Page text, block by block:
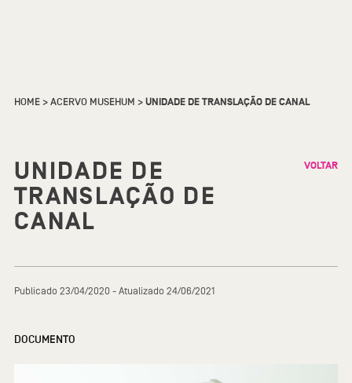
HOME>ACERVO MUSEHUM >UNIDADE DE TRANSLAÇÃO DE CANAL
UNIDADE DE
TRANSLAÇÃO DE
CANAL
VOLTAR
Publicado 23/04/2020 - Atualizado 24/06/2021
DOCUMENTO